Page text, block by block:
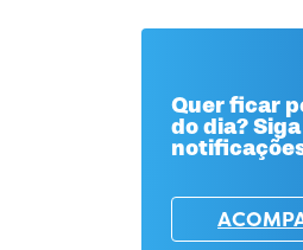
Quer ficar
do dia?